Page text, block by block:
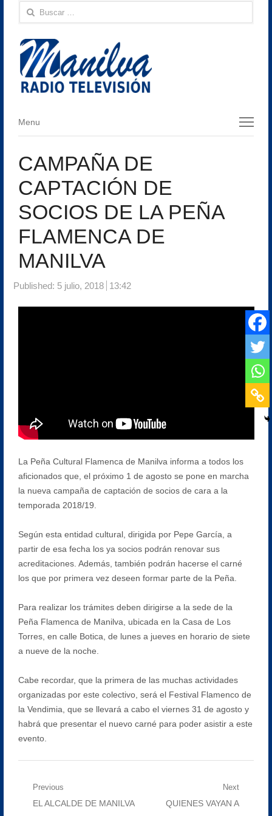
Buscar:
Menu
Menu
CAMPAÑA DE
CAPTACIÓN DE
SOCIOS DE LA PEÑA
FLAMENCA DE
MANILVA
Published: 5 julio, 2018 13:42
La Peña Cultural Flamenca de Manilva informa a todos los
aficionados que, el próximo 1 de agosto se pone en marcha
la nueva campaña de captación de socios de cara a la
temporada 2018/19.
Según esta entidad cultural, dirigida por Pepe García, a
partir de esa fecha los ya socios podrán renovar sus
acreditaciones. Además, también podrán hacerse el carné
los que por primera vez deseen formar parte de la Peña.
Para realizar los trámites deben dirigirse a la sede de la
Peña Flamenca de Manilva, ubicada en la Casa de Los
Torres, en calle Botica, de lunes a jueves en horario de siete
a nueve de la noche.
Cabe recordar, que la primera de las muchas actividades
organizadas por este colectivo, será el Festival Flamenco de
la Vendimia, que se llevará a cabo el viernes 31 de agosto y
habrá que presentar el nuevo carné para poder asistir a este
evento.
Navegación
Previous
Previous
EL ALCALDE DE MANILVA
Next
Next
QUIENES VAYAN A